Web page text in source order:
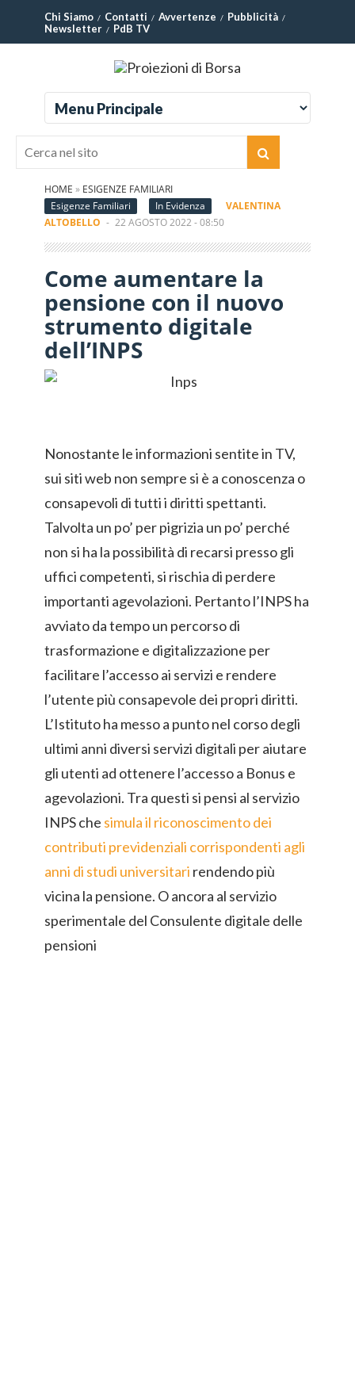
Chi Siamo Contatti Avvertenze
Pubblicità
Newsletter
PdB TV
HOME » ESIGENZE FAMILIARI
Esigenze Familiari
In Evidenza
VALENTINA
ALTOBELLO - 22 AGOSTO 2022 - 08:50
Come aumentare la
pensione con il nuovo
strumento digitale
dell’INPS
Nonostante le informazioni sentite in TV,
sui siti web non sempre si è a conoscenza o
consapevoli di tutti i diritti spettanti.
Talvolta un po’ per pigrizia un po’ perché
non si ha la possibilità di recarsi presso gli
uffici competenti, si rischia di perdere
importanti agevolazioni. Pertanto l’INPS ha
avviato da tempo un percorso di
trasformazione e digitalizzazione per
facilitare l’accesso ai servizi e rendere
l’utente più consapevole dei propri diritti.
L’Istituto ha messo a punto nel corso degli
ultimi anni diversi servizi digitali per aiutare
gli utenti ad ottenere l’accesso a Bonus e
agevolazioni. Tra questi si pensi al servizio
INPS che simula il riconoscimento dei
contributi previdenziali corrispondenti agli
anni di studi universitari rendendo più
vicina la pensione. O ancora al servizio
sperimentale del Consulente digitale delle
pensioni